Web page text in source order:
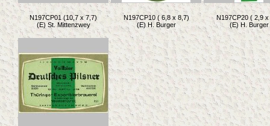
N197CP01 (10,7 x 7,7)
(E) St. Mittenzwey
N197CP10 ( 6,8 x 8,7)
(E) H. Burger
N197CP20 ( 2,9 x
(E) H. Burger